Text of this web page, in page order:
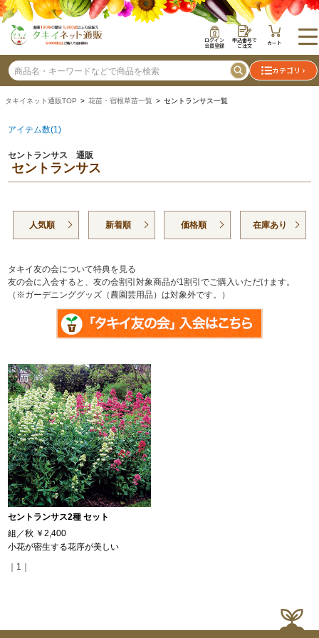
ログイン
会員登録
申込番号で
ご注文 カート
カテゴリ
タキイネット通販TOP > 花苗・宿根草苗一覧 > セントランサス一覧
アイテム数(1)
セントランサス 通販
セントランサス
人気順 新着順 価格順 在庫あり
タキイ友の会について特典を見る
友の会に入会すると、友の会割引対象商品が1割引でご購入いただけます。
（※ガーデニンググッズ（農園芸用品）は対象外です。）
セントランサス2種 セット
組／秋 ￥2,400
小花が密生する花序が美しい
｜1｜